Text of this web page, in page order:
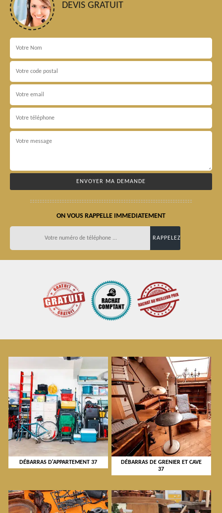
DEVIS GRATUIT
ON VOUS RAPPELLE IMMEDIATEMENT
DÉBARRAS D'APPARTEMENT 37
DÉBARRAS DE GRENIER ET CAVE
37